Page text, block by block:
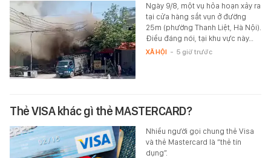
Ngày 9/8, một vụ hỏa hoạn xảy ra
tại cửa hàng sắt vụn ở đường
25m (phường Thanh Liệt, Hà Nội).
Điều đáng nói, tại khu vực này…
XÃ HỘI - 5 giờ trước
Thẻ VISA khác gì thẻ MASTERCARD?
Nhiều người gọi chung thẻ Visa
và thẻ Mastercard là “thẻ tín
dụng”.